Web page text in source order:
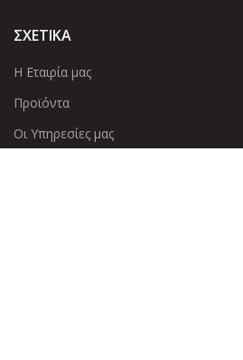
ΣΧΕΤΙΚΑ
Η Εταιρία μας
Προϊόντα
Οι Υπηρεσίες μας